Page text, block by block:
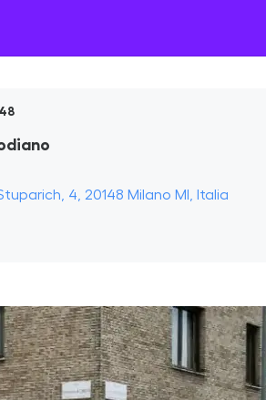
4, 20148 Milano MI, Italia